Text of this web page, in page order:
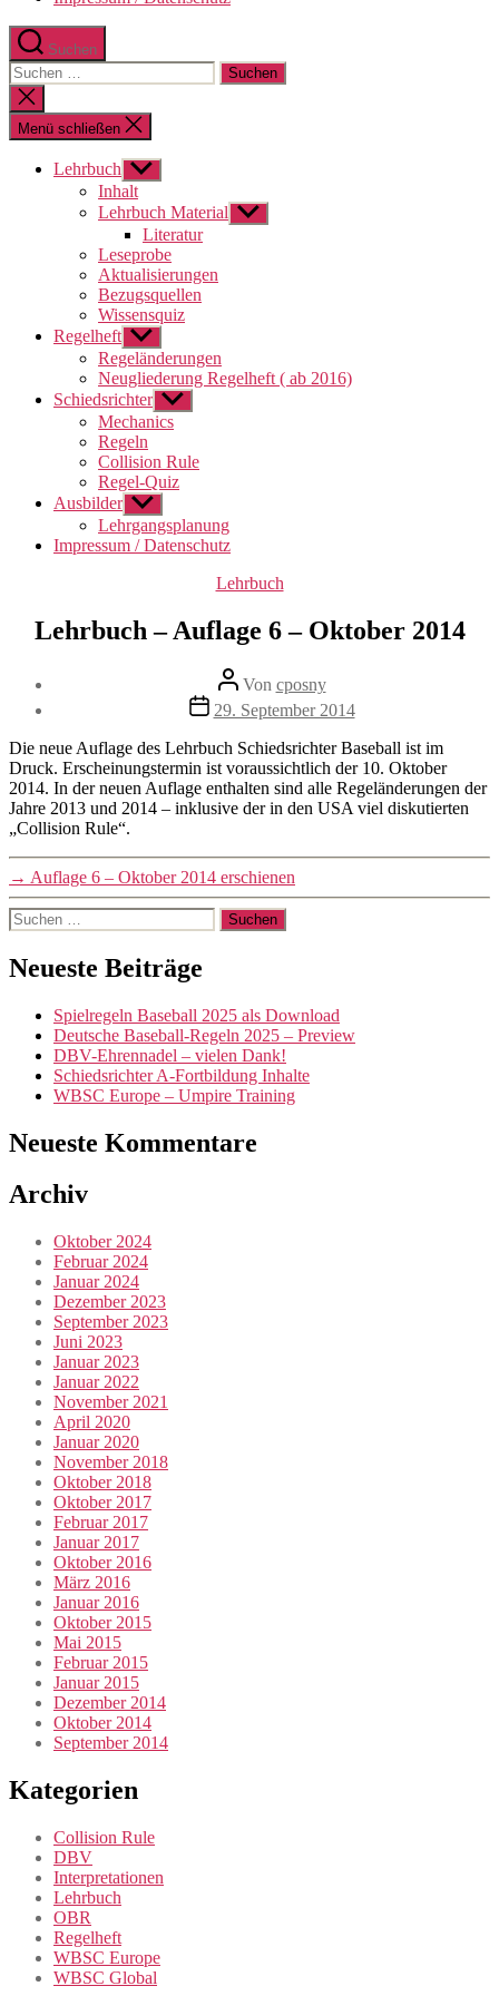
Suchen
Suchen
nach:
Suche
schließen
Menü schließen
Lehrbuch Untermenü
anzeigen
Inhalt
Lehrbuch Material Untermenü
anzeigen
Literatur
Leseprobe
Aktualisierungen
Bezugsquellen
Wissensquiz
Regelheft Untermenü
anzeigen
Regeländerungen
Neugliederung Regelheft ( ab 2016)
Schiedsrichter Untermenü
anzeigen
Mechanics
Regeln
Collision Rule
Regel-Quiz
Ausbilder Untermenü
anzeigen
Lehrgangsplanung
Impressum / Datenschutz
Kategorien
Lehrbuch
Lehrbuch – Auflage 6 – Oktober 2014
Beitragsautor
Von cposny
Veröffentlichungsdatum
29. September 2014
Die neue Auflage des Lehrbuch Schiedsrichter Baseball ist im
Druck. Erscheinungstermin ist voraussichtlich der 10. Oktober
2014. In der neuen Auflage enthalten sind alle Regeländerungen der
Jahre 2013 und 2014 – inklusive der in den USA viel diskutierten
„Collision Rule“.
→ Auflage 6 – Oktober 2014 erschienen
Suchen
nach:
Neueste Beiträge
Spielregeln Baseball 2025 als Download
Deutsche Baseball-Regeln 2025 – Preview
DBV-Ehrennadel – vielen Dank!
Schiedsrichter A-Fortbildung Inhalte
WBSC Europe – Umpire Training
Neueste Kommentare
Archiv
Oktober 2024
Februar 2024
Januar 2024
Dezember 2023
September 2023
Juni 2023
Januar 2023
Januar 2022
November 2021
April 2020
Januar 2020
November 2018
Oktober 2018
Oktober 2017
Februar 2017
Januar 2017
Oktober 2016
März 2016
Januar 2016
Oktober 2015
Mai 2015
Februar 2015
Januar 2015
Dezember 2014
Oktober 2014
September 2014
Kategorien
Collision Rule
DBV
Interpretationen
Lehrbuch
OBR
Regelheft
WBSC Europe
WBSC Global